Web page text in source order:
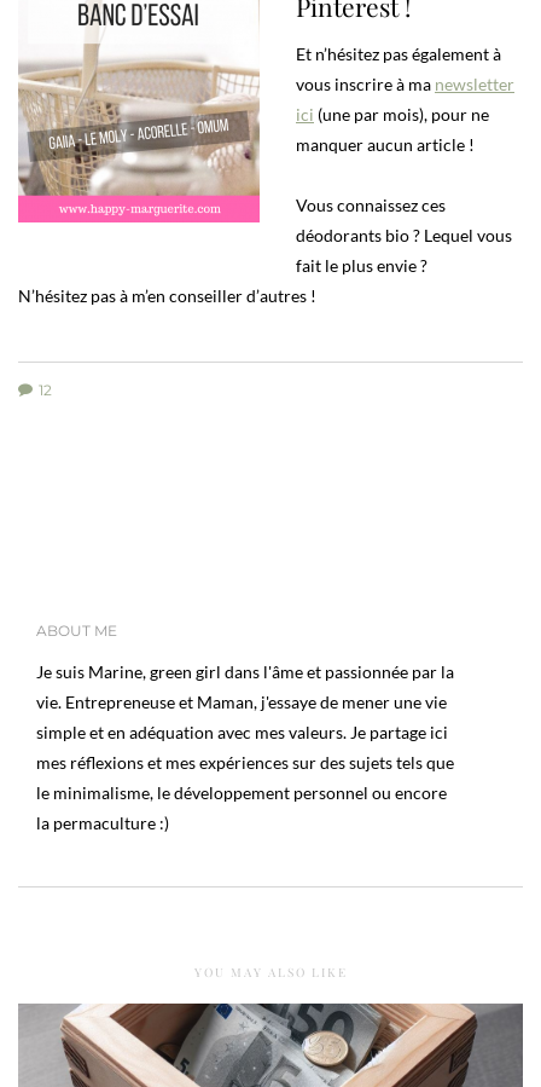
Et n’hésitez pas également à
vous inscrire à ma newsletter
ici (une par mois), pour ne
manquer aucun article !
Vous connaissez ces
déodorants bio ? Lequel vous
fait le plus envie ?
N’hésitez pas à m’en conseiller d’autres !
12
ABOUT ME
Je suis Marine, green girl dans l'âme et passionnée par la
vie. Entrepreneuse et Maman, j'essaye de mener une vie
simple et en adéquation avec mes valeurs. Je partage ici
mes réflexions et mes expériences sur des sujets tels que
le minimalisme, le développement personnel ou encore
la permaculture :)
YOU MAY ALSO LIKE